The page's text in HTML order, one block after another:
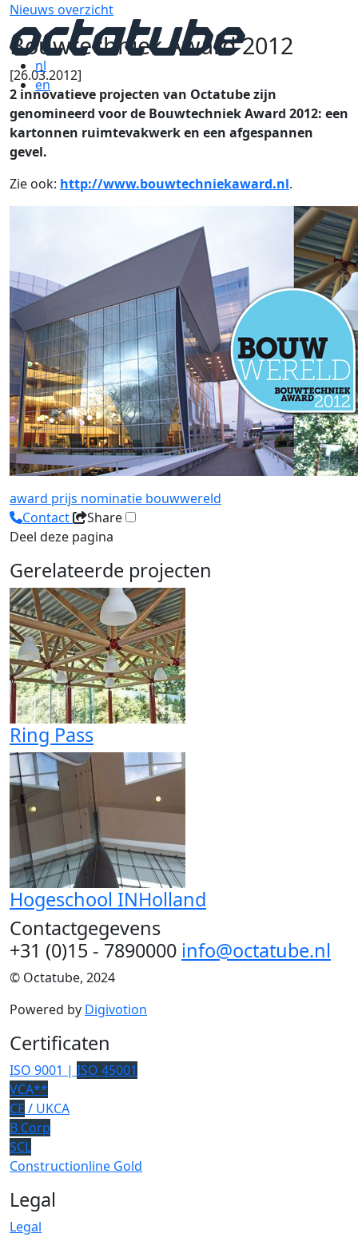
nl
en
Nieuws overzicht
Bouwtechniek Award 2012
[26.03.2012]
2 innovatieve projecten van Octatube zijn
genomineerd voor de Bouwtechniek Award 2012: een
kartonnen ruimtevakwerk en een afgespannen
gevel.
Zie ook: http://www.bouwtechniekaward.nl.
award prijs nominatie bouwwereld
Contact
Share
Deel deze pagina
Gerelateerde projecten
Ring Pass
Hogeschool INHolland
Contactgegevens
+31 (0)15 - 7890000 info@octatube.nl
© Octatube, 2024
Powered by Digivotion
Certificaten
ISO 9001 | ISO 45001
VCA**
CE / UKCA
B Corp
SCL
Constructionline Gold
Legal
Legal